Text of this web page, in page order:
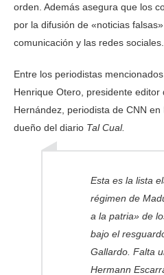
orden. Además asegura que los
por la difusión de «noticias
comunicación y las redes sociales.
Entre los periodistas
Henrique Otero, presidente editor
Hernández, periodista de CNN
dueño del diario Tal Cual.
Esta es la lista
régimen de
a la patria» de
bajo el
Gallardo. Falta
Hermann